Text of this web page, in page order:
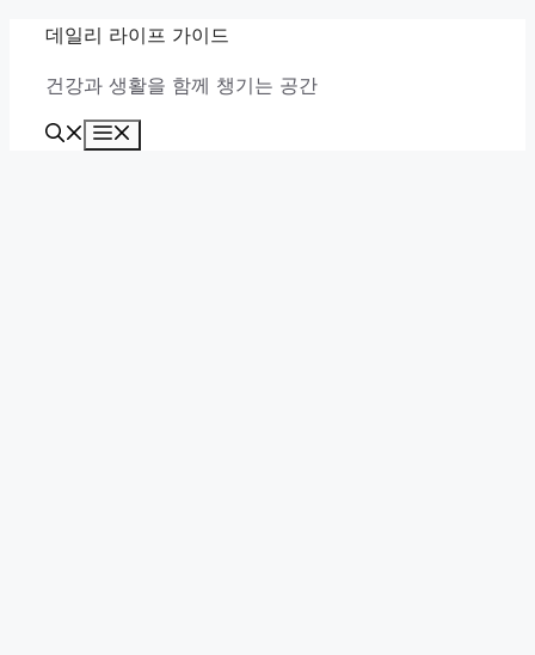
데일리 라이프 가이드
건강과 생활을 함께 챙기는 공간